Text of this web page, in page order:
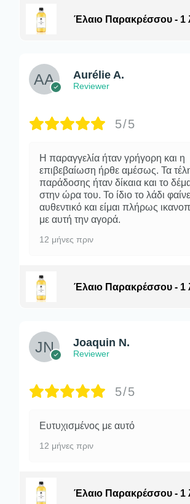
Έλαιο Παρακρέσσου - 1
Aurélie A.
Reviewer
5/5
Η παραγγελία ήταν γρήγορη και η
επιβεβαίωση ήρθε αμέσως. Τα
παράδοσης ήταν δίκαια και το
στην ώρα του. Το ίδιο το λάδι
αυθεντικό και είμαι πλήρως
με αυτή την αγορά.
12 μήνες πριν
Έλαιο Παρακρέσσου - 1
Joaquin N.
Reviewer
5/5
Ευτυχισμένος με αυτό
12 μήνες πριν
Έλαιο Παρακρέσσου - 1